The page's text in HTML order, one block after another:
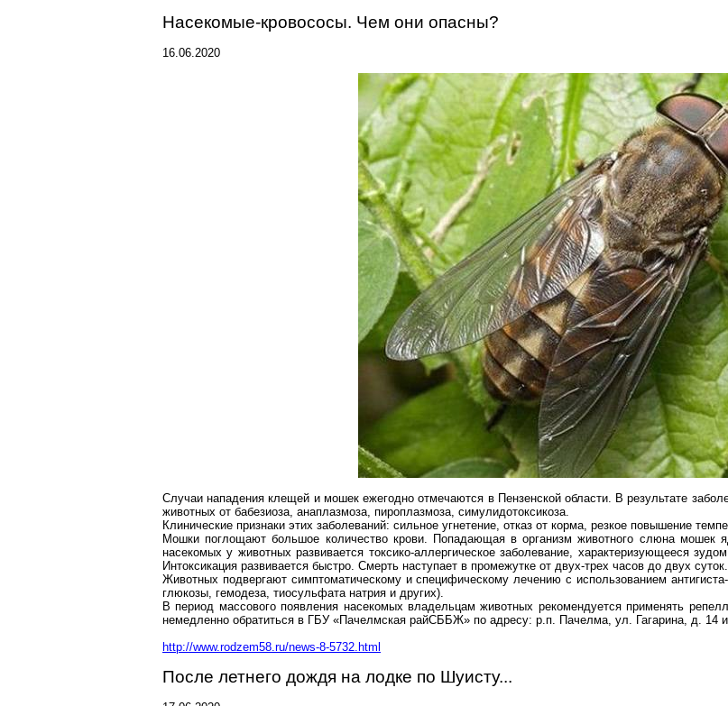
Насекомые-кровососы. Чем они опасны?
16.06.2020
Случаи нападения клещей и мошек ежегодно отмечаются в Пензенской области. В результате
животных от бабезиоза, анаплазмоза, пироплазмоза, симулидотоксикоза.
Клинические признаки этих заболеваний: сильное угнетение, отказ от корма, резкое повышение
Мошки поглощают большое количество крови. Попадающая в организм животного слюна мошек
насекомых у животных развивается токсико-аллергическое заболевание, характеризующееся
Интоксикация развивается быстро. Смерть наступает в промежутке от двух-трех часов до двух суток.
Животных подвергают симптоматическому и специфическому лечению с использованием антигиста-
глюкозы, гемодеза, тиосульфата натрия и других).
В период массового появления насекомых владельцам животных рекомендуется применять
немедленно обратиться в ГБУ «Пачелмская райСББЖ» по адресу: р.п. Пачелма, ул. Гагарина, д. 14
http://www.rodzem58.ru/news-8-5732.html
После летнего дождя на лодке по Шуисту...